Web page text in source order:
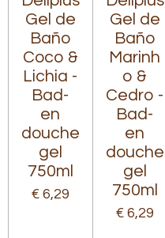
Gel de
Baño
Coco &
Lichia -
Bad-
en
douche
gel
750ml
€ 6,29
Gel de
Baño
Marinh
o &
Cedro -
Bad-
en
douche
gel
750ml
€ 6,29